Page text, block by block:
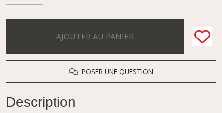
AJOUTER AU PANIER
POSER UNE QUESTION
Description